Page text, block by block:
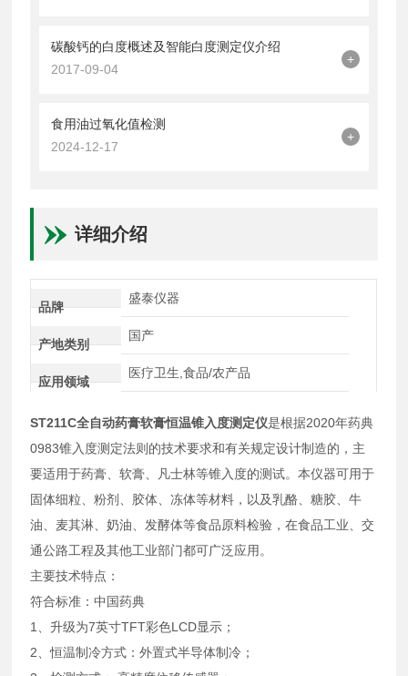
碳酸钙的白度概述及智能白度测定仪介绍
2017-09-04
+
食用油过氧化值检测
2024-12-17
+
详细介绍
品牌
盛泰仪器
产地类别
国产
应用领域
医疗卫生,食品/农产品
ST211C全自动药膏软膏恒温锥入度测定仪是根据2020年药典
0983锥入度测定法则的技术要求和有关规定设计制造的，主
要适用于药膏、软膏、凡士林等锥入度的测试。本仪器可用于
固体细粒、粉剂、胶体、冻体等材料，以及乳酪、糖胶、牛
油、麦其淋、奶油、发酵体等食品原料检验，在食品工业、交
通公路工程及其他工业部门都可广泛应用。
主要技术特点：
符合标准：中国药典
1、升级为7英寸TFT彩色LCD显示；
2、恒温制冷方式：外置式半导体制冷；